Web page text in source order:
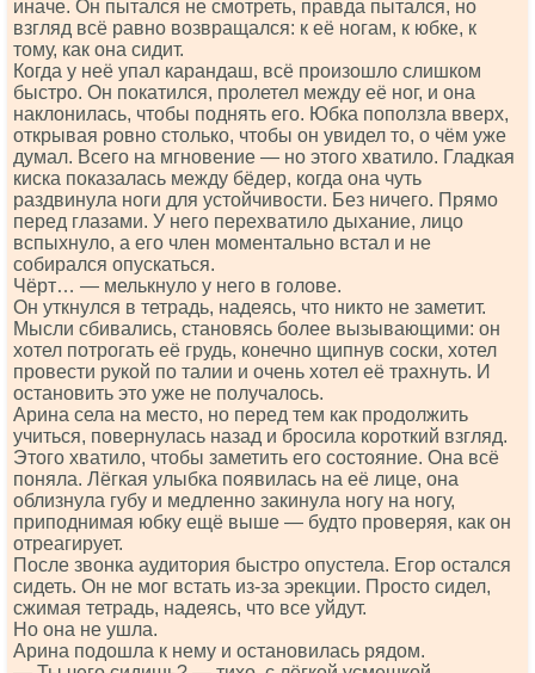
иначе. Он пытался не смотреть, правда пытался, но
взгляд всё равно возвращался: к её ногам, к юбке, к
тому, как она сидит.
Когда у неё упал карандаш, всё произошло слишком
быстро. Он покатился, пролетел между её ног, и она
наклонилась, чтобы поднять его. Юбка поползла вверх,
открывая ровно столько, чтобы он увидел то, о чём уже
думал. Всего на мгновение — но этого хватило. Гладкая
киска показалась между бёдер, когда она чуть
раздвинула ноги для устойчивости. Без ничего. Прямо
перед глазами. У него перехватило дыхание, лицо
вспыхнуло, а его член моментально встал и не
собирался опускаться.
Чёрт… — мелькнуло у него в голове.
Он уткнулся в тетрадь, надеясь, что никто не заметит.
Мысли сбивались, становясь более вызывающими: он
хотел потрогать её грудь, конечно щипнув соски, хотел
провести рукой по талии и очень хотел её трахнуть. И
остановить это уже не получалось.
Арина села на место, но перед тем как продолжить
учиться, повернулась назад и бросила короткий взгляд.
Этого хватило, чтобы заметить его состояние. Она всё
поняла. Лёгкая улыбка появилась на её лице, она
облизнула губу и медленно закинула ногу на ногу,
приподнимая юбку ещё выше — будто проверяя, как он
отреагирует.
После звонка аудитория быстро опустела. Егор остался
сидеть. Он не мог встать из-за эрекции. Просто сидел,
сжимая тетрадь, надеясь, что все уйдут.
Но она не ушла.
Арина подошла к нему и остановилась рядом.